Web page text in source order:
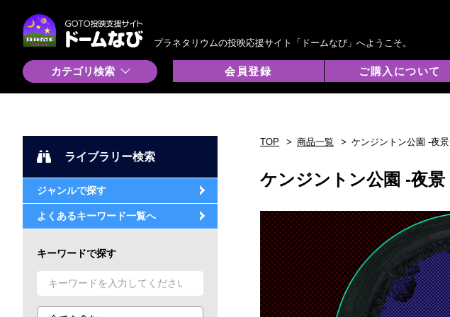
プラネタリウムの投映応援サイト「ドームなび」へようこそ。
カテゴリ検索 会員登録 ご購入について
ライブラリー検索
ジャンルで探す
よくあるキーワード一覧へ
キーワードで探す
TOP 商品一覧 ケンジントン公園 -夜景
ケンジントン公園 -夜景